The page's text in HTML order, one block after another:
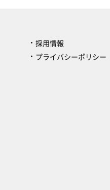
採用情報
プライバシーポリシー